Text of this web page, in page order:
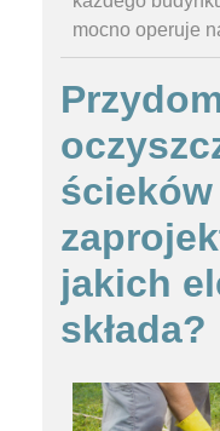
mocno operuje
jakich
składa?